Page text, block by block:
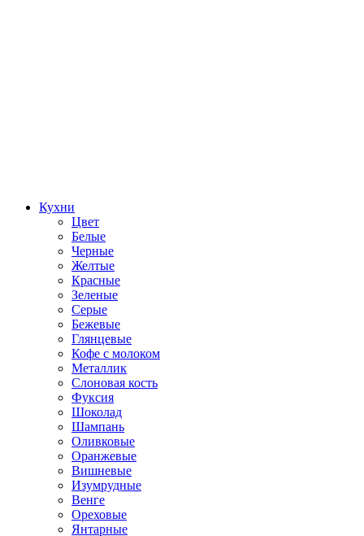
Кухни
Цвет
Белые
Черные
Желтые
Красные
Зеленые
Серые
Бежевые
Глянцевые
Кофе с молоком
Металлик
Слоновая кость
Фуксия
Шоколад
Шампань
Оливковые
Оранжевые
Вишневые
Изумрудные
Венге
Ореховые
Янтарные